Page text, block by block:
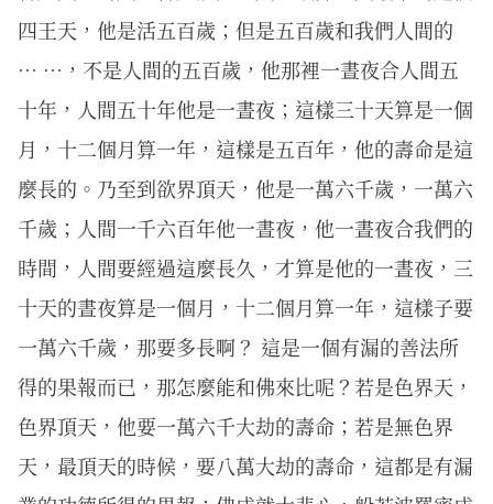
四王天，他是活五百歲；但是五百歲和我們人間的
… …，不是人間的五百歲，他那裡一晝夜合人間五
十年，人間五十年他是一晝夜；這樣三十天算是一個
月，十二個月算一年，這樣是五百年，他的壽命是這
麼長的。乃至到欲界頂天，他是一萬六千歲，一萬六
千歲；人間一千六百年他一晝夜，他一晝夜合我們的
時間，人間要經過這麼長久，才算是他的一晝夜，三
十天的晝夜算是一個月，十二個月算一年，這樣子要
一萬六千歲，那要多長啊？ 這是一個有漏的善法所
得的果報而已，那怎麼能和佛來比呢？若是色界天，
色界頂天，他要一萬六千大劫的壽命；若是無色界
天，最頂天的時候，要八萬大劫的壽命，這都是有漏